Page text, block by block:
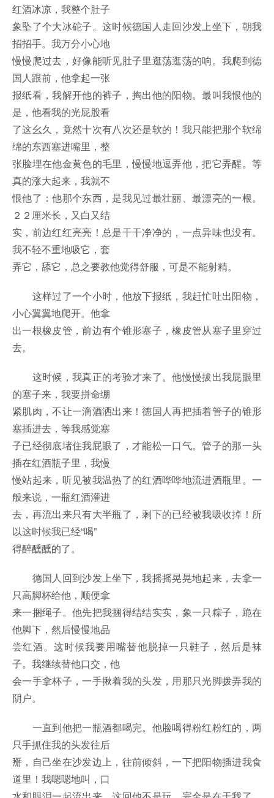
红酒冰凉，我整个肚子
象坠了个大冰砣子。这时候德国人走回沙发上坐下，朝我
招招手。我万分小心地
慢慢爬过去，好像能听见肚子里逛荡逛荡的响。我爬到德
国人跟前，他拿起一张
报纸看，我解开他的裤子，掏出他的阳物。最叫我恨他的
是，他看我的光屁股看
了这幺久，竟然十次有八次还是软的！我只能把那个软绵
绵的东西塞进嘴里，整
张脸埋在他金黄色的毛里，慢慢地逗弄他，把它弄醒。等
真的涨大起来，我就不
恨他了：他那个东西，是我见过最壮丽、最漂亮的一根。
２２厘米长，又白又结
实，前边红红亮亮！总是干干净净的，一点异味也没有。
我不轻不重地吸它，套
弄它，舔它，总之要教他觉得舒服，可是不能射精。
这样过了一个小时，他放下报纸，我赶忙吐出阳物，
小心翼翼地爬开。他拿
出一根橡皮管，前边有个锥形塞子，橡皮管从塞子里穿过
去。
这时候，我真正的考验才来了。他慢慢拔出我屁眼里
的塞子来，我要拼命绷
紧肌肉，不让一滴酒洒出来！德国人再把插着管子的锥形
塞插进去，等我感觉塞
子已经彻底堵住我屁眼了，才能松一口气。管子的那一头
插在红酒瓶子里，我慢
慢站起来，听见被我温热了的红酒哗哗地流进酒瓶里。一
般来说，一瓶红酒灌进
去，再流出来只有大半瓶了，剩下的已经被我吸收掉！所
以这时候我已经“喝”
得醉醺醺的了。
德国人回到沙发上坐下，我摇摇晃晃地起来，去拿一
只高脚杯给他，顺便拿
来一捆绳子。他先把我捆得结结实实，象一只粽子，跪在
他脚下，然后慢慢地品
尝红酒。这时候我要用嘴替他脱掉一只鞋子，然后是袜
子。我继续替他口交，他
会一手拿杯子，一手揪着我的头发，用那只光脚拨弄我的
阴户。
一直到他把一瓶酒都喝完。他脸喝得粉红粉红的，两
只手抓住我的头发往后
掰，自己坐在沙发边上，往前倾斜，一下把阳物插进我食
道里！我嗯嗯地叫，口